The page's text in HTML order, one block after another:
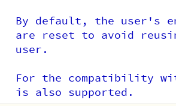
By default, the user's
are reset to avoid
user.
For the compatibility